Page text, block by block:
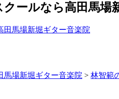
ールなら高田馬場
馬場新堀ギター音楽院 > 林智範